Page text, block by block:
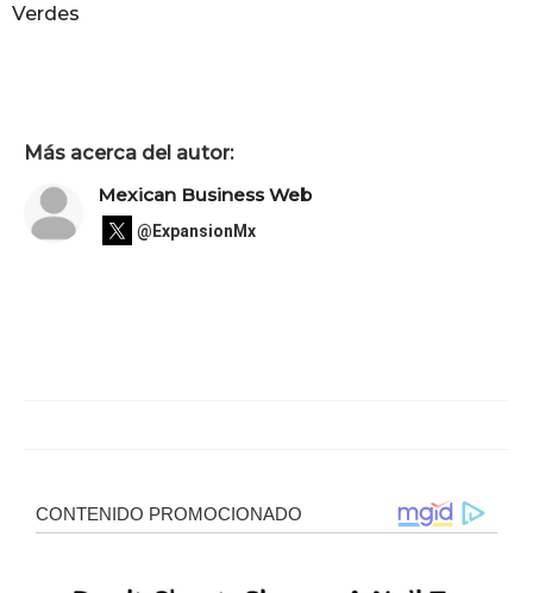
Verdes
Más acerca del autor:
Mexican Business Web
@ExpansionMx